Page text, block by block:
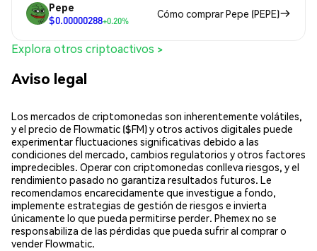
Pepe
$0.00000288+0.20%
Cómo comprar Pepe (PEPE)
Explora otros criptoactivos >
Aviso legal
Los mercados de criptomonedas son inherentemente volátiles,
y el precio de Flowmatic ($FM) y otros activos digitales puede
experimentar fluctuaciones significativas debido a las
condiciones del mercado, cambios regulatorios y otros factores
impredecibles. Operar con criptomonedas conlleva riesgos, y el
rendimiento pasado no garantiza resultados futuros. Le
recomendamos encarecidamente que investigue a fondo,
implemente estrategias de gestión de riesgos e invierta
únicamente lo que pueda permitirse perder. Phemex no se
responsabiliza de las pérdidas que pueda sufrir al comprar o
vender Flowmatic.